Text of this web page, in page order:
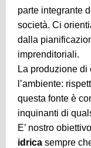
parte integrante
società. Ci
dalla
imprenditoriali.
La produzione
l’ambiente:
questa fonte è
inquinanti di
E’ nostro
idrica sempre